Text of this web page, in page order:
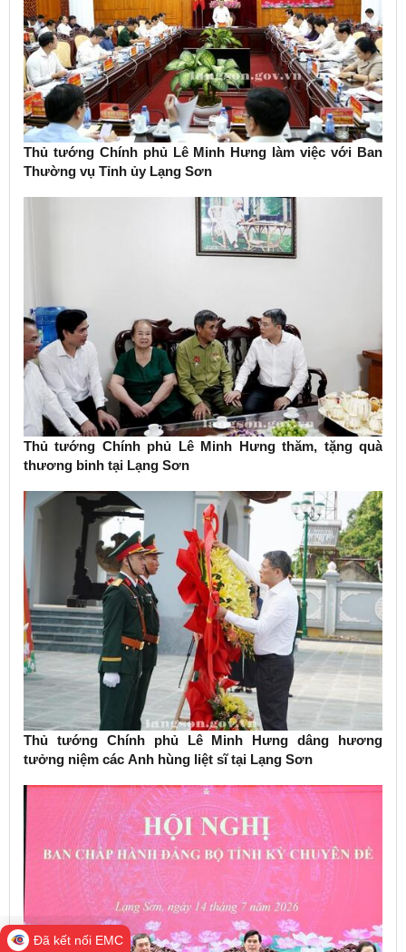
Thủ tướng Chính phủ Lê Minh Hưng làm việc với Ban
Thường vụ Tỉnh ủy Lạng Sơn
Thủ tướng Chính phủ Lê Minh Hưng thăm, tặng quà
thương binh tại Lạng Sơn
Thủ tướng Chính phủ Lê Minh Hưng dâng hương
tưởng niệm các Anh hùng liệt sĩ tại Lạng Sơn
Đã kết nối EMC